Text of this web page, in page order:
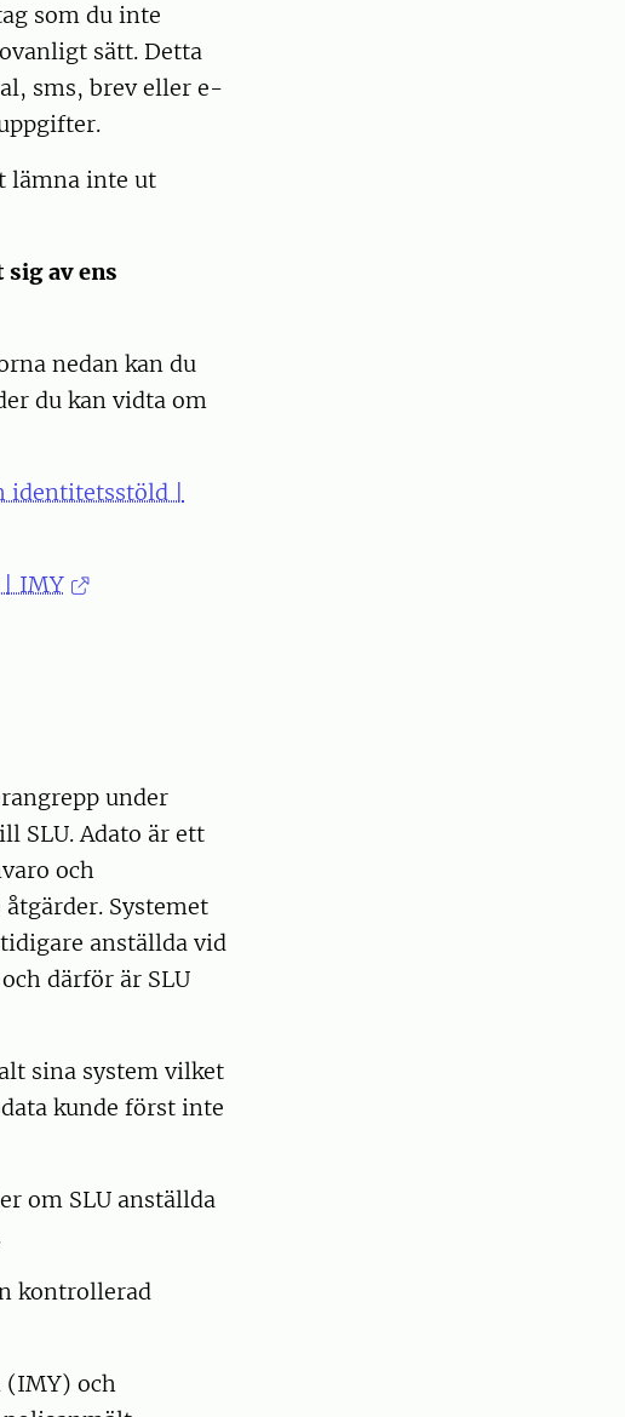
som du inte
sätt. Detta
sms, brev eller e-
lämna inte ut
av ens
nedan kan du
du kan vidta om
|
| IMY
under
SLU. Adato är ett
och
Systemet
anställda vid
därför är SLU
sina system vilket
kunde först inte
om SLU anställda
kontrollerad
(IMY) och